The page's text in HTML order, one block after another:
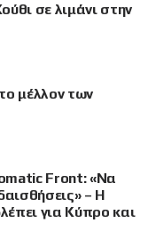
σε λιμάνι στην
μέλλον των
Front: «Να
– Η
για Κύπρο και